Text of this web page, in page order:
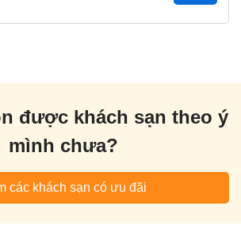
được khách sạn theo ý
mình chưa?
các khách sạn có ưu đãi